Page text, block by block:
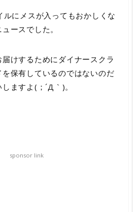
ルにメスが入ってもおかしくな
ースでした。
けするためにダイナースクラ
保有しているのではないのだ
ますよ(；´Д｀)。
sponsor link